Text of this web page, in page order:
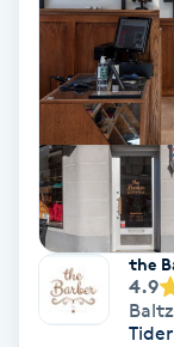
Makeup
Manikyr & Pedikyr
Massage
Medial vägledning
Medicinsk
the
4.9